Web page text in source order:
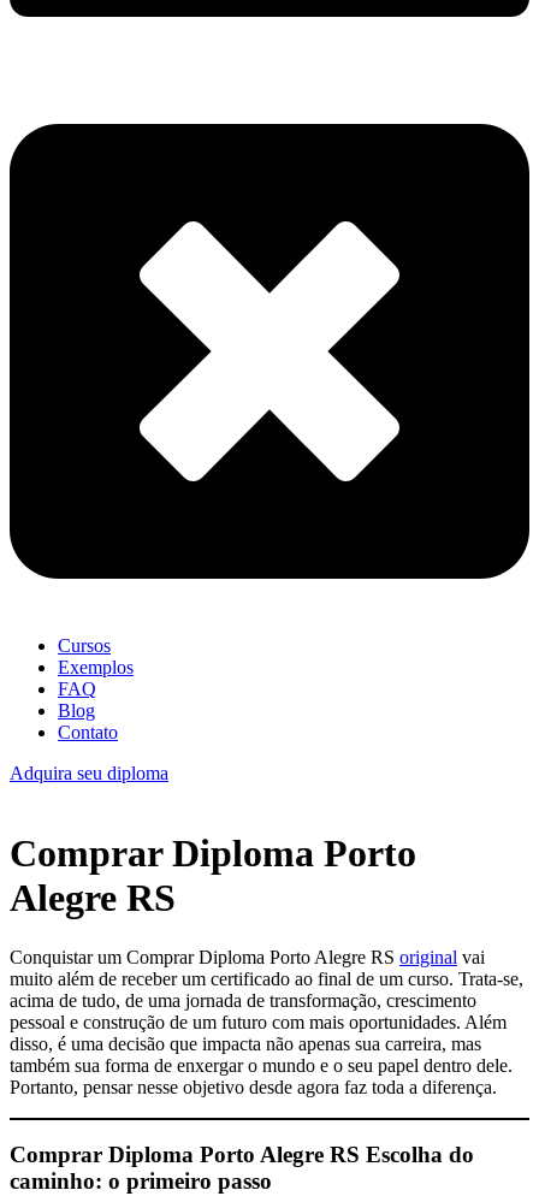
Cursos
Exemplos
FAQ
Blog
Contato
Adquira seu diploma
Comprar Diploma Porto
Alegre RS
Conquistar um Comprar Diploma Porto Alegre RS original vai
muito além de receber um certificado ao final de um curso. Trata-se,
acima de tudo, de uma jornada de transformação, crescimento
pessoal e construção de um futuro com mais oportunidades. Além
disso, é uma decisão que impacta não apenas sua carreira, mas
também sua forma de enxergar o mundo e o seu papel dentro dele.
Portanto, pensar nesse objetivo desde agora faz toda a diferença.
Comprar Diploma Porto Alegre RS Escolha do
caminho: o primeiro passo